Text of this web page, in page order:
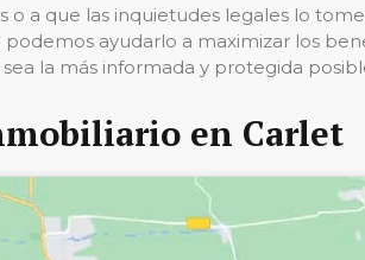
a que las inquietudes legales lo
ayudarlo a maximizar los
la más informada y protegida
en Carlet